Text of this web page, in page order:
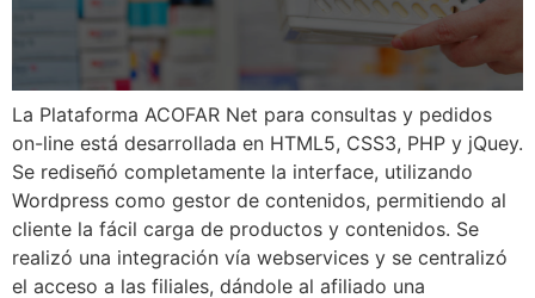
La Plataforma ACOFAR Net para consultas y pedidos
on-line está desarrollada en HTML5, CSS3, PHP y jQuey.
Se rediseñó completamente la interface, utilizando
Wordpress como gestor de contenidos, permitiendo al
cliente la fácil carga de productos y contenidos. Se
realizó una integración vía webservices y se centralizó
el acceso a las filiales, dándole al afiliado una